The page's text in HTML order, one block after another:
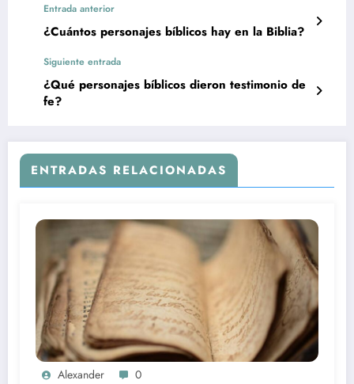
Entrada anterior
¿Cuántos personajes bíblicos hay en la Biblia?
Siguiente entrada
¿Qué personajes bíblicos dieron testimonio de
fe?
ENTRADAS RELACIONADAS
Alexander 0